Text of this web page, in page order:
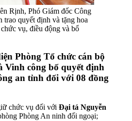
Rịnh, Phó Giám đốc Công
trao quyết định và tặng hoa
vụ, điều động và bổ
Phòng Tổ chức cán bộ
Vinh công bố quyết định
an tỉnh đối với 08 đồng
chức vụ đối với Đại tá Nguyễn
Phòng An ninh đối ngoại;